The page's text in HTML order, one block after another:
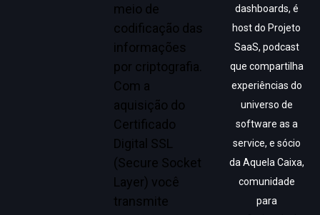
meio de
codificação das
informações
por criptografia.
Com a
aquisição do
Certificado
Digital SSL
(Secure Socket
Layer) você
transmite
dashboards, é
host do Projeto
SaaS, podcast
que compartilha
experiências do
universo de
software as a
service, e sócio
da Aquela Caixa,
comunidade
para